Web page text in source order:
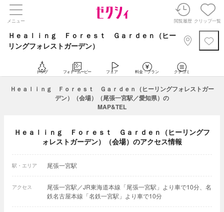
メニュー 閲覧履歴 クリップ一覧
Ｈｅａｌｉｎｇ Ｆｏｒｅｓｔ Ｇａｒｄｅｎ（ヒー
リングフォレストガーデン）
トップ フォト・ムービー フェア 料金・プラン クチコミ
Ｈｅａｌｉｎｇ Ｆｏｒｅｓｔ Ｇａｒｄｅｎ（ヒーリングフォレストガー
デン）（会場）（尾張一宮駅／愛知県）の
MAP&TEL
Ｈｅａｌｉｎｇ Ｆｏｒｅｓｔ Ｇａｒｄｅｎ（ヒーリングフ
ォレストガーデン）（会場）のアクセス情報
駅・エリア 尾張一宮駅
アクセス
尾張一宮駅／JR東海道本線「尾張一宮駅」より車で10分、名
鉄名古屋本線「名鉄一宮駅」より車で10分